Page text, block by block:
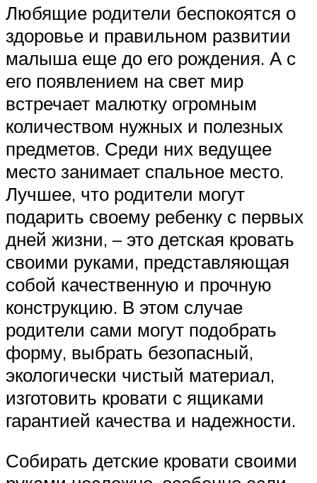
Любящие родители беспокоятся о
здоровье и правильном развитии
малыша еще до его рождения. А с
его появлением на свет мир
встречает малютку огромным
количеством нужных и полезных
предметов. Среди них ведущее
место занимает спальное место.
Лучшее, что родители могут
подарить своему ребенку с первых
дней жизни, – это детская кровать
своими руками, представляющая
собой качественную и прочную
конструкцию. В этом случае
родители сами могут подобрать
форму, выбрать безопасный,
экологически чистый материал,
изготовить кровати с ящиками
гарантией качества и надежности.
Собирать детские кровати своими